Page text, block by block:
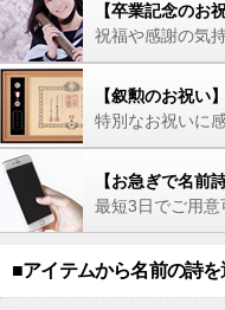
【卒業記念のお
祝福や感謝の気
【叙勲のお祝い】
特別なお祝いに
【お急ぎで名前
最短3日でご用
■アイテムから名前の詩を